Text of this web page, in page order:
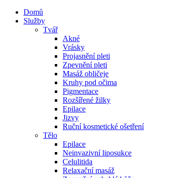
Domů
Služby
Tvář
Akné
Vrásky
Projasnění pleti
Zpevnění pleti
Masáž obličeje
Kruhy pod očima
Pigmentace
Rozšířené žilky
Epilace
Jizvy
Ruční kosmetické ošetření
Tělo
Epilace
Neinvazivní liposukce
Celulitida
Relaxační masáž